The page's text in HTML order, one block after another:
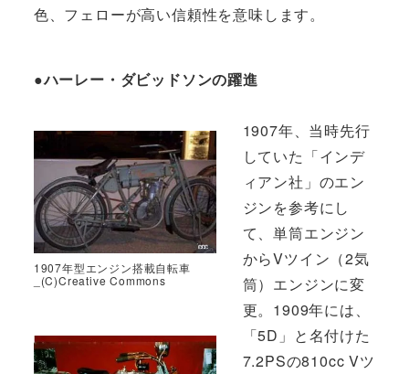
色、フェローが高い信頼性を意味します。
●ハーレー・ダビッドソンの躍進
1907年型エンジン搭載自転車
_(C)Creative Commons
1907年、当時先行
していた「インデ
ィアン社」のエン
ジンを参考にし
て、単筒エンジン
からVツイン（2気
筒）エンジンに変
更。1909年には、
「5D」と名付けた
7.2PSの810cc Vツ